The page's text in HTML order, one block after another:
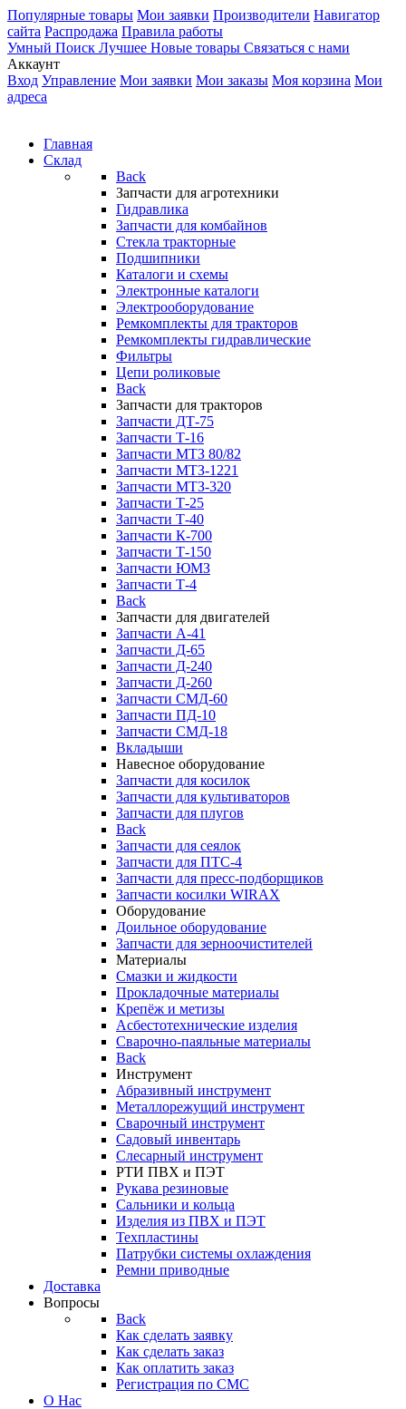
Популярные товары Мои заявки Производители Навигатор
сайта Распродажа Правила работы
Умный Поиск Лучшее Новые товары Связаться с нами
Аккаунт
Вход Управление Мои заявки Мои заказы Моя корзина Мои
адреса
Главная
Склад
Back
Запчасти для агротехники
Гидравлика
Запчасти для комбайнов
Стекла тракторные
Подшипники
Каталоги и схемы
Электронные каталоги
Электрооборудование
Ремкомплекты для тракторов
Ремкомплекты гидравлические
Фильтры
Цепи роликовые
Back
Запчасти для тракторов
Запчасти ДТ-75
Запчасти Т-16
Запчасти МТЗ 80/82
Запчасти МТЗ-1221
Запчасти МТЗ-320
Запчасти Т-25
Запчасти Т-40
Запчасти К-700
Запчасти Т-150
Запчасти ЮМЗ
Запчасти Т-4
Back
Запчасти для двигателей
Запчасти А-41
Запчасти Д-65
Запчасти Д-240
Запчасти Д-260
Запчасти СМД-60
Запчасти ПД-10
Запчасти СМД-18
Вкладыши
Навесное оборудование
Запчасти для косилок
Запчасти для культиваторов
Запчасти для плугов
Back
Запчасти для сеялок
Запчасти для ПТС-4
Запчасти для пресс-подборщиков
Запчасти косилки WIRAX
Оборудование
Доильное оборудование
Запчасти для зерноочистителей
Материалы
Смазки и жидкости
Прокладочные материалы
Крепёж и метизы
Асбестотехнические изделия
Сварочно-паяльные материалы
Back
Инструмент
Абразивный инструмент
Металлорежущий инструмент
Сварочный инструмент
Садовый инвентарь
Слесарный инструмент
РТИ ПВХ и ПЭТ
Рукава резиновые
Сальники и кольца
Изделия из ПВХ и ПЭТ
Техпластины
Патрубки системы охлаждения
Ремни приводные
Доставка
Вопросы
Back
Как сделать заявку
Как сделать заказ
Как оплатить заказ
Регистрация по СМС
О Нас